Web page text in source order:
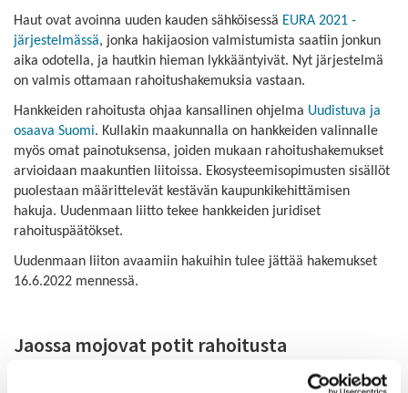
Haut ovat avoinna uuden kauden sähköisessä EURA 2021 -
järjestelmässä, jonka hakijaosion valmistumista saatiin jonkun
aika odotella, ja hautkin hieman lykkääntyivät. Nyt järjestelmä
on valmis ottamaan rahoitushakemuksia vastaan.
Hankkeiden rahoitusta ohjaa kansallinen ohjelma Uudistuva ja
osaava Suomi. Kullakin maakunnalla on hankkeiden valinnalle
myös omat painotuksensa, joiden mukaan rahoitushakemukset
arvioidaan maakuntien liitoissa. Ekosysteemisopimusten sisällöt
puolestaan määrittelevät kestävän kaupunkikehittämisen
hakuja. Uudenmaan liitto tekee hankkeiden juridiset
rahoituspäätökset.
Uudenmaan liiton avaamiin hakuihin tulee jättää hakemukset
16.6.2022 mennessä.
Jaossa mojovat potit rahoitusta
Kevään haussa viiden maakunnan EAKR-hankkeille myönnetään